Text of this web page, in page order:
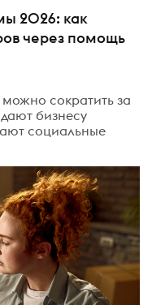
2026: как
через помощь
можно сократить за
бизнесу
социальные